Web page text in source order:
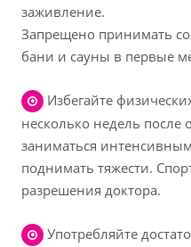
заживление.
Запрещено принимать
бани и сауны в первые
Избегайте
несколько недель после
заниматься
поднимать тяжести.
разрешения доктора.
Употребляйте